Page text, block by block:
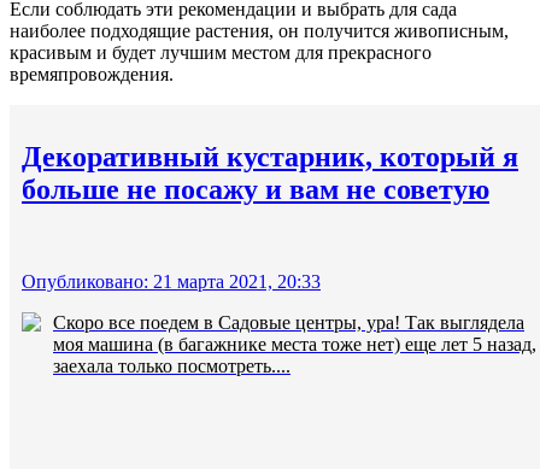
Если соблюдать эти рекомендации и выбрать для сада
наиболее подходящие растения, он получится живописным,
красивым и будет лучшим местом для прекрасного
времяпровождения.
Декоративный кустарник, который я
больше не посажу и вам не советую
Опубликовано: 21 марта 2021, 20:33
Скоро все поедем в Садовые центры, ура! Так выглядела
моя машина (в багажнике места тоже нет) еще лет 5 назад,
заехала только посмотреть....